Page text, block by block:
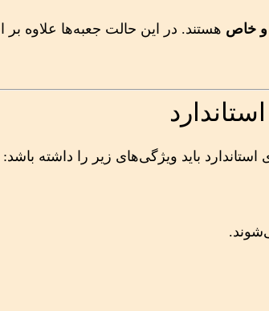
و خاص هستند. در این حالت جعبه‌ها علاوه بر
باید ویژگی‌های زیر را داشته باشد: